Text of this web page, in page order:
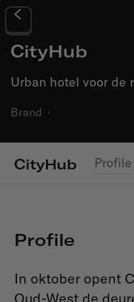
CityHub
Urban hotel voor de
Brand ·
CityHub Profile
Profile
In oktober opent
Oud-West de